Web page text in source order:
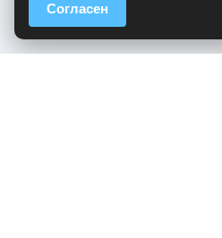
Согласен